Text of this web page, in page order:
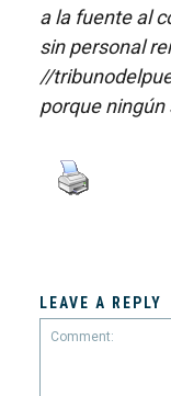
a la fuente al
sin personal
//
porque ningún
LEAVE A REPLY